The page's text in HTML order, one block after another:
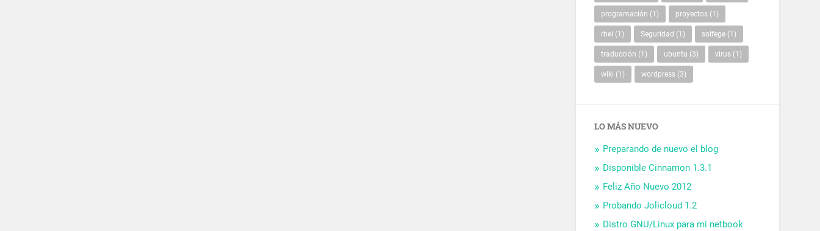
programación (1) proyectos (1)
rhel (1) Seguridad (1) solfege (1)
traducción (1) ubuntu (3) virus (1)
wiki (1) wordpress (3)
LO MÁS NUEVO
Preparando de nuevo el blog
Disponible Cinnamon 1.3.1
Feliz Año Nuevo 2012
Probando Jolicloud 1.2
Distro GNU/Linux para mi netbook